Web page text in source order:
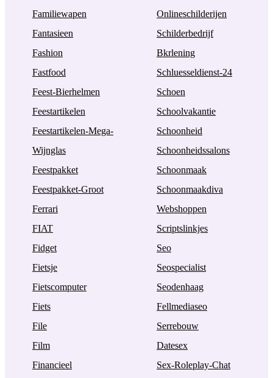
Familiewapen
Fantasieen
Fashion
Fastfood
Feest-Bierhelmen
Feestartikelen
Feestartikelen-Mega-
Wijnglas
Feestpakket
Feestpakket-Groot
Ferrari
FIAT
Fidget
Fietsje
Fietscomputer
Fiets
File
Film
Financieel
Onlineschilderijen
Schilderbedrijf
Bkrlening
Schluesseldienst-24
Schoen
Schoolvakantie
Schoonheid
Schoonheidssalons
Schoonmaak
Schoonmaakdiva
Webshoppen
Scriptslinkjes
Seo
Seospecialist
Seodenhaag
Fellmediaseo
Serrebouw
Datesex
Sex-Roleplay-Chat